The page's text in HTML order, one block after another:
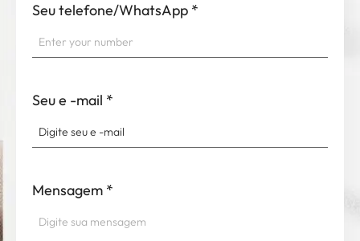
Seu telefone/WhatsApp *
Seu e -mail *
Mensagem *